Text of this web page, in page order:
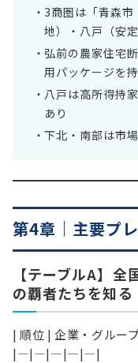
3商圏は「青森
地）・八戸（安
弘前の農家住宅
用パッケージを
八戸は高所得持
あり
下北・南部は市
第4章｜主要プ
【テーブルA】
の覇者たちを知る
| 順位 | 企業・グルー
|—|—|—|—|—|